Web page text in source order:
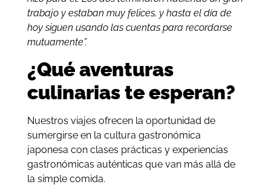
trabajo y estaban muy felices, y hasta el día de
hoy siguen usando las cuentas para recordarse
mutuamente”.
¿Qué aventuras
culinarias te esperan?
Nuestros viajes ofrecen la oportunidad de
sumergirse en la cultura gastronómica
japonesa con clases prácticas y experiencias
gastronómicas auténticas que van más allá de
la simple comida.